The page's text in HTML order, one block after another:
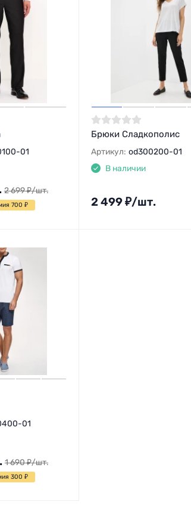
01
2 699₽/шт.
700 ₽
Брюки Сладкополис
Артикул: od300200-01
В наличии
2 499₽/шт.
01
1 690₽/шт.
300 ₽